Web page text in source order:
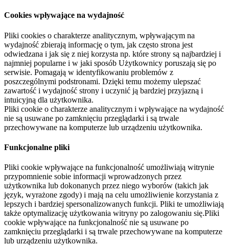
Cookies wpływające na wydajność
Pliki cookies o charakterze analitycznym, wpływającym na
wydajność zbierają informację o tym, jak często strona jest
odwiedzana i jak się z niej korzysta np. które strony są najbardziej i
najmniej popularne i w jaki sposób Użytkownicy poruszają się po
serwisie. Pomagają w identyfikowaniu problemów z
poszczególnymi podstronami. Dzięki temu możemy ulepszać
zawartość i wydajność strony i uczynić ją bardziej przyjazną i
intuicyjną dla użytkownika.
Pliki cookie o charakterze analitycznym i wpływające na wydajność
nie są usuwane po zamknięciu przeglądarki i są trwale
przechowywane na komputerze lub urządzeniu użytkownika.
Funkcjonalne pliki
Pliki cookie wpływające na funkcjonalność umożliwiają witrynie
przypomnienie sobie informacji wprowadzonych przez
użytkownika lub dokonanych przez niego wyborów (takich jak
język, wyrażone zgody) i mają na celu umożliwienie korzystania z
lepszych i bardziej spersonalizowanych funkcji. Pliki te umożliwiają
także optymalizację użytkowania witryny po zalogowaniu się.Pliki
cookie wpływające na funkcjonalność nie są usuwane po
zamknięciu przeglądarki i są trwale przechowywane na komputerze
lub urządzeniu użytkownika.